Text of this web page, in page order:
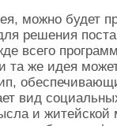
можно будет
решения
всего
же идея
вид
и житейской